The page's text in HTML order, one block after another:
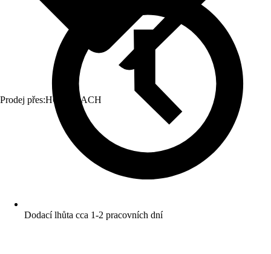
Prodej přes:HORNBACH
Dodací lhůta cca 1-2 pracovních dní